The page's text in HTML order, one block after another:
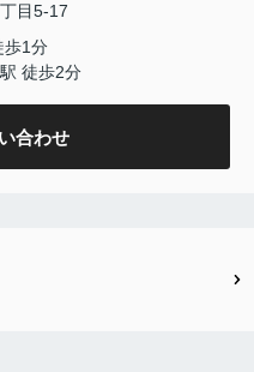
目5-17
歩1分
駅 徒歩2分
合わせ